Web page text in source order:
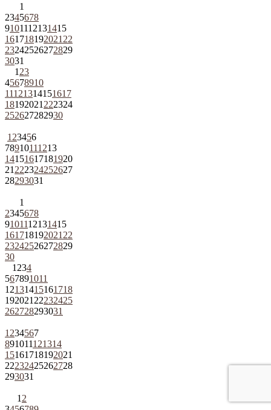
1
2345678
9101112131415
161718192021 22
23242526272829
3031
1 23
45678910
11121314151617
18192021 222324
252627282930
1 23456
78910111213
14151617181920
21 222324252627
28293031
1
2345678
9101112131415
161718192021 22
23242526272829
30
1 234
567891011
12131415161718
192021 22232425
262728293031
1 234567
891011121314
15161718192021
22232425262728
293031
1 2